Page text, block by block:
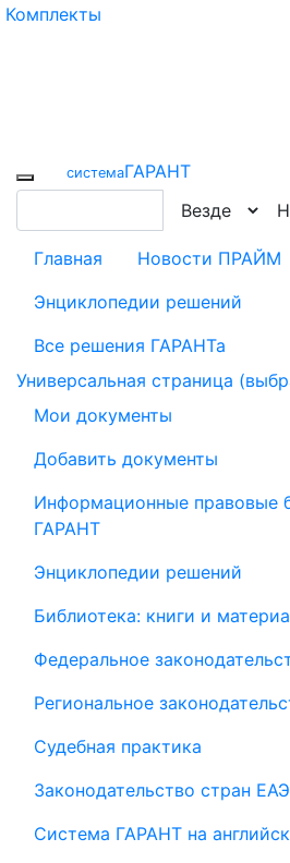
Комплекты
cистемаГАРАНТ
Главная
Новости ПРАЙМ
Энциклопедии решений
Все решения ГАРАНТа
Универсальная страница
Мои документы
Добавить документы
Информационные правовые
ГАРАНТ
Энциклопедии решений
Библиотека: книги и
Федеральное
Региональное
Судебная практика
Законодательство стран
Система ГАРАНТ на